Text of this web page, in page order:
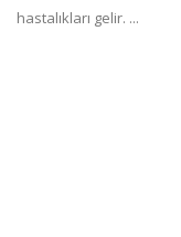
hastalıkları gelir. ...